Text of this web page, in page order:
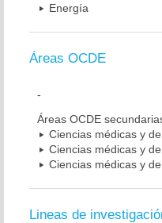
Energía
Áreas OCDE
-
Áreas OCDE
Ciencias médicas y
Ciencias médicas y
Ciencias médicas y
Lineas de